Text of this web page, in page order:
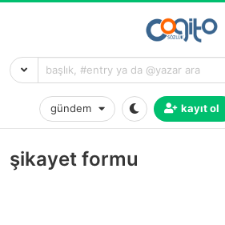
gündem kayıt ol
şikayet formu